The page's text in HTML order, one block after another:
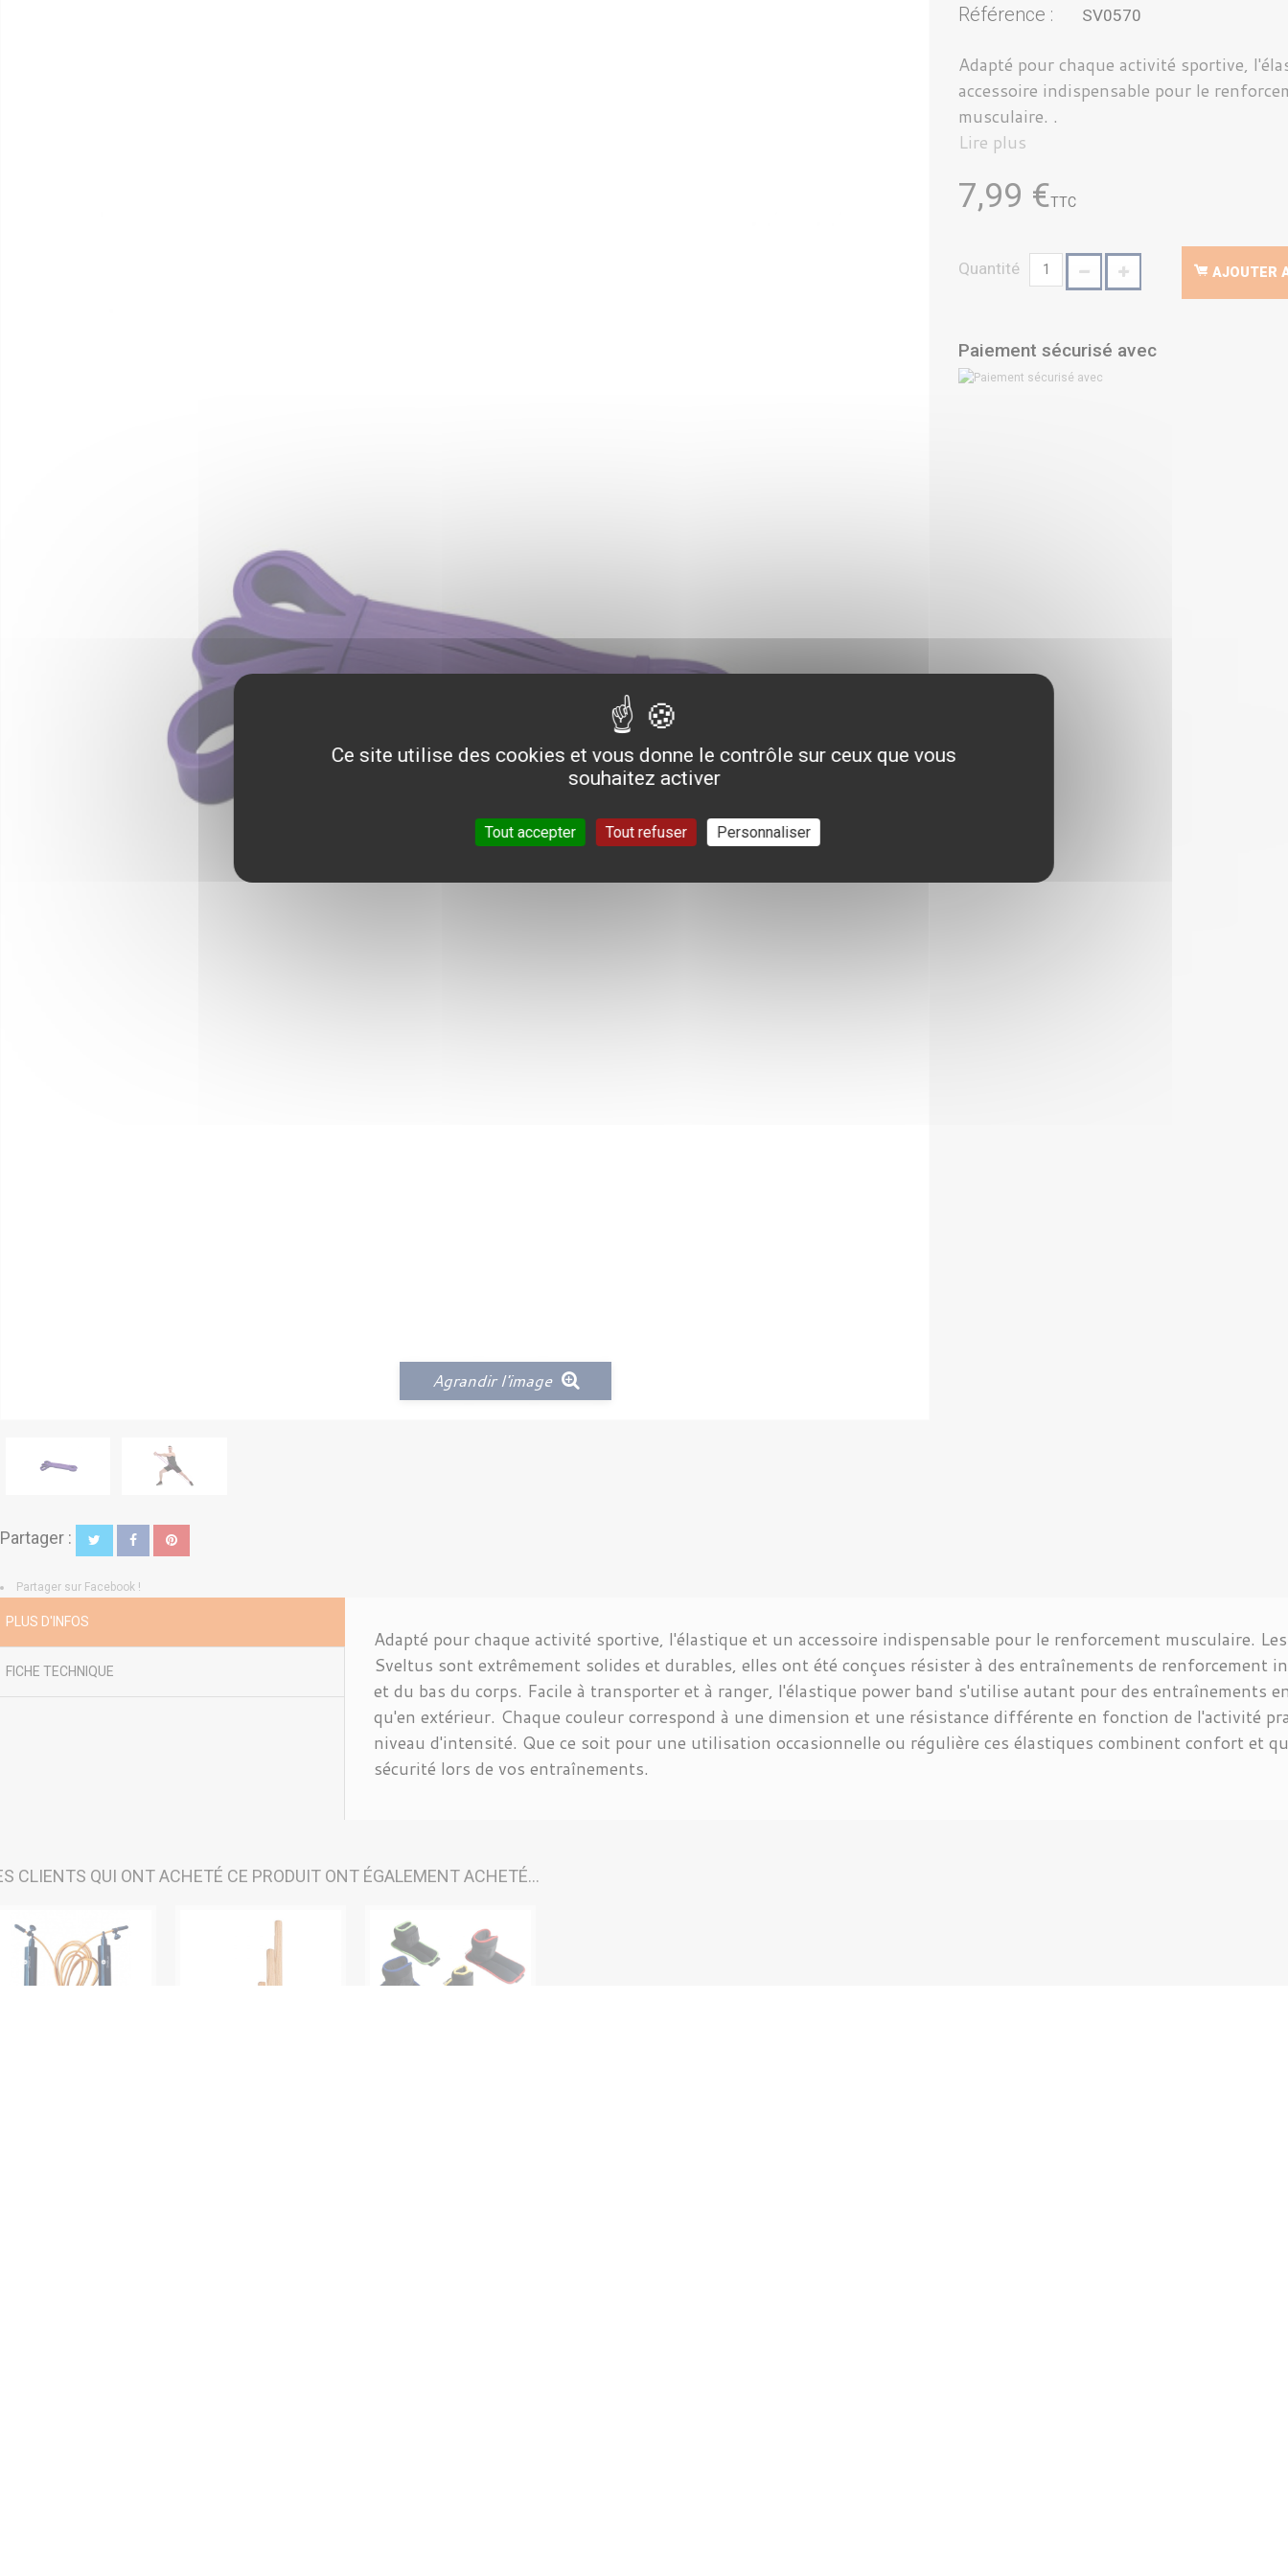
Agrandir l'image
Référence : SV0570
Adapté pour chaque activité sportive,
accessoire indispensable pour le
musculaire. .
Lire plus
7,99 € TTC
Quantité AJOUTER
Paiement sécurisé avec
Partager :
Partager sur Facebook !
PLUS D'INFOS
FICHE TECHNIQUE
Adapté pour chaque activité sportive, l'élastique et un accessoire indispensable pour le renforcement musculaire.
Sveltus sont extrêmement solides et durables, elles ont été conçues résister à des entraînements de renforcement
et du bas du corps. Facile à transporter et à ranger, l'élastique power band s'utilise autant pour des entraînements
qu'en extérieur. Chaque couleur correspond à une dimension et une résistance différente en fonction de l'activité
niveau d'intensité. Que ce soit pour une utilisation occasionnelle ou régulière ces élastiques combinent confort et
sécurité lors de vos entraînements.
CLIENTS QUI ONT ACHETÉ CE PRODUIT ONT ÉGALEMENT ACHETÉ...
Ce site utilise des cookies et vous donne le contrôle sur ceux que vous
souhaitez activer
Tout accepter Tout refuser Personnaliser